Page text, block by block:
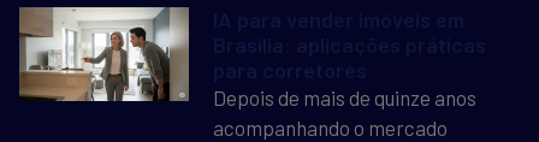
IA para vender imóveis em
Brasília: aplicações práticas
para corretores
Depois de mais de quinze anos
acompanhando o mercado